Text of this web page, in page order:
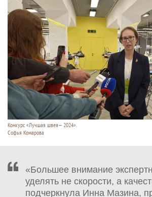
Конкурс «Лучшая швея— 2024».
Софья Комарова
«Большее внимание
уделять не скорости, а
подчеркнула Инна Мазина,